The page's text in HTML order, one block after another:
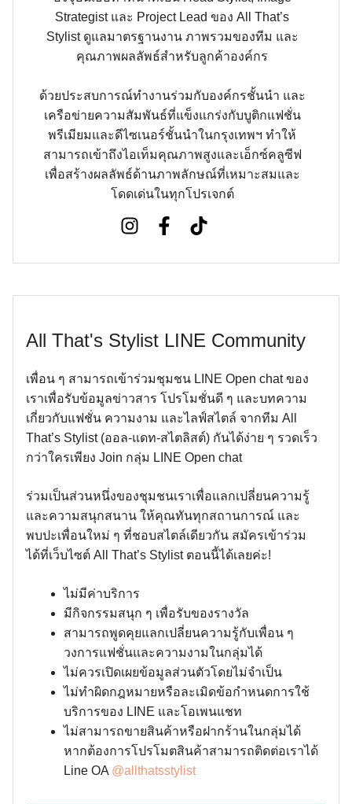
Strategist และ Project Lead ของ All That’s
Stylist ดูแลมาตรฐานงาน ภาพรวมของทีม และ
คุณภาพผลลัพธ์สำหรับลูกค้าองค์กร
ด้วยประสบการณ์ทำงานร่วมกับองค์กรชั้นนำ และ
เครือข่ายความสัมพันธ์ที่แข็งแกร่งกับบูติกแฟชั่น
พรีเมียมและดีไซเนอร์ชั้นนำในกรุงเทพฯ ทำให้
สามารถเข้าถึงไอเท็มคุณภาพสูงและเอ็กซ์คลูซีฟ
เพื่อสร้างผลลัพธ์ด้านภาพลักษณ์ที่เหมาะสมและ
โดดเด่นในทุกโปรเจกต์
All That's Stylist LINE Community
เพื่อน ๆ สามารถเข้าร่วมชุมชน LINE Open chat ของ
เราเพื่อรับข้อมูลข่าวสาร โปรโมชั่นดี ๆ และบทความ
เกี่ยวกับแฟชั่น ความงาม และไลฟ์สไตล์ จากทีม All
That’s Stylist (ออล-แดท-สไตลิสต์) กันได้ง่าย ๆ รวดเร็ว
กว่าใครเพียง Join กลุ่ม LINE Open chat
ร่วมเป็นส่วนหนึ่งของชุมชนเราเพื่อแลกเปลี่ยนความรู้
และความสนุกสนาน ให้คุณทันทุกสถานการณ์ และ
พบปะเพื่อนใหม่ ๆ ที่ชอบสไตล์เดียวกัน สมัครเข้าร่วม
ได้ที่เว็บไซต์ All That’s Stylist ตอนนี้ได้เลยค่ะ!
ไม่มีค่าบริการ
มีกิจกรรมสนุก ๆ เพื่อรับของรางวัล
สามารถพูดคุยแลกเปลี่ยนความรู้กับเพื่อน ๆ
วงการแฟชั่นและความงามในกลุ่มได้
ไม่ควรเปิดเผยข้อมูลส่วนตัวโดยไม่จำเป็น
ไม่ทำผิดกฎหมายหรือละเมิดข้อกำหนดการใช้
บริการของ LINE และโอเพนแชท
ไม่สามารถขายสินค้าหรือฝากร้านในกลุ่มได้
หากต้องการโปรโมตสินค้าสามารถติดต่อเราได้
Line OA @allthatsstylist